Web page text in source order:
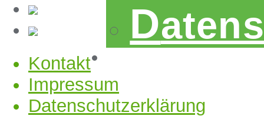
d
Kontakt
Impressum
Datenschutzerklärung